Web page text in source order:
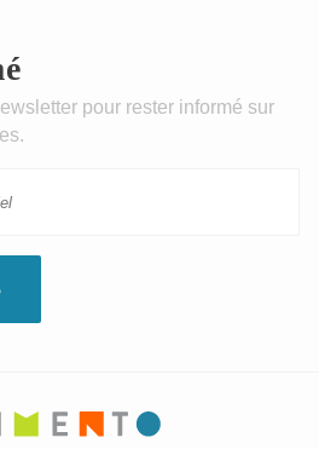
pour rester informé sur